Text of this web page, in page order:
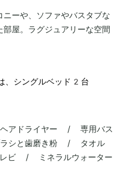
ーや、ソファやバスタブな
屋。ラグジュアリーな空間
、シングルベッド2台
ドライヤー / 専用バス
と歯磨き粉 / タオル
/ ミネラルウォーター